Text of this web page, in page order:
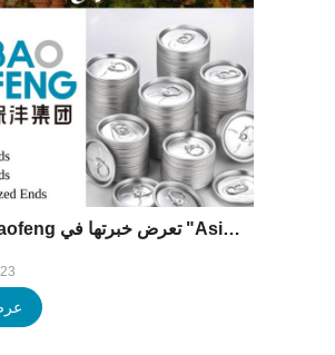
مجموعة Baofeng تعرض خبرتها في "Asia CanTech" من 30 أكتوبر إلى 1 نوفمبر 2023